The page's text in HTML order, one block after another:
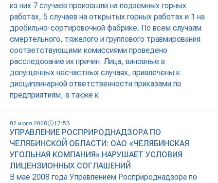
из них 7 случаев произошли на подземных горных
работах, 5 случаев на открытых горных работах и 1 на
дробильно-сортировочной фабрике. По всем случаям
смертельного, тяжелого и группового травмирования
соответствующими комиссиями проведено
расследование их причин. Лица, виновные в
допущенных несчастных случаях, привлечены к
дисциплинарной ответственности приказами по
предприятиям, а также к
02 июля 2008 17:53
УПРАВЛЕНИЕ РОСПРИРОДНАДЗОРА ПО
ЧЕЛЯБИНСКОЙ ОБЛАСТИ: ОАО «ЧЕЛЯБИНСКАЯ
УГОЛЬНАЯ КОМПАНИЯ» НАРУШАЕТ УСЛОВИЯ
ЛИЦЕНЗИОННЫХ СОГЛАШЕНИЙ
В мае 2008 года Управлением Росприроднадзора по